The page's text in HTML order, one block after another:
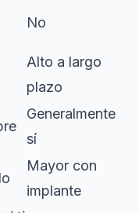
No
Alto a largo
plazo
Generalmente
sí
Mayor con
implante